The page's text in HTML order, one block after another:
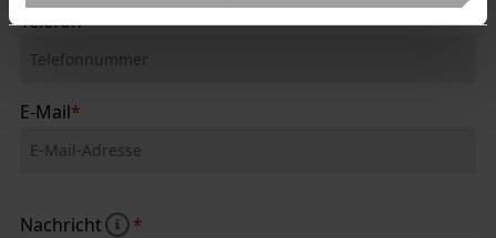
Vorgenannten finden Sie in dieserCookieerklärung. In
wie Sie wir personenbezogene Daten verarbeiten und
Telefon
E-Mail*
Nachricht *